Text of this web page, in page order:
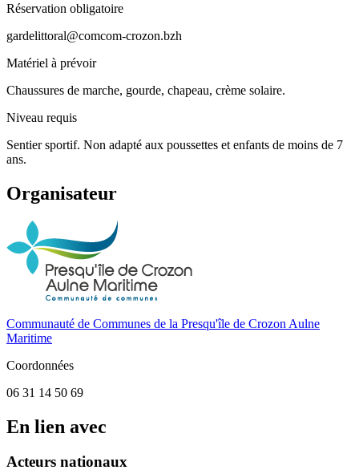
Réservation obligatoire
gardelittoral@comcom-crozon.bzh
Matériel à prévoir
Chaussures de marche, gourde, chapeau, crème solaire.
Niveau requis
Sentier sportif. Non adapté aux poussettes et enfants de moins de 7
ans.
Organisateur
Communauté de Communes de la Presqu'île de Crozon Aulne
Maritime
Coordonnées
06 31 14 50 69
En lien avec
Acteurs nationaux